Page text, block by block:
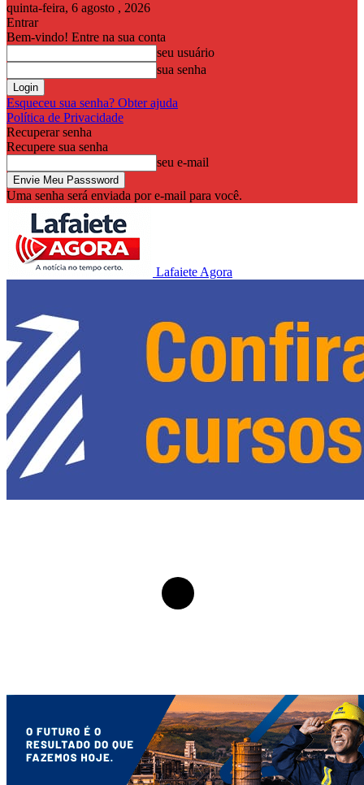
quinta-feira, 6 agosto , 2026
Entrar
Bem-vindo! Entre na sua conta
seu usuário
sua senha
Esqueceu sua senha? Obter ajuda
Política de Privacidade
Recuperar senha
Recupere sua senha
seu e-mail
Uma senha será enviada por e-mail para você.
Lafaiete Agora